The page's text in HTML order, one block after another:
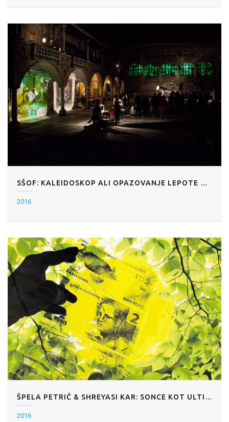
SŠOF: KALEIDOSKOP ALI OPAZOVANJE LEPOTE OBLIK
2016
ŠPELA PETRIČ & SHREYASI KAR: SONCE KOT ULTIMATIVNI KAPITAL
2016